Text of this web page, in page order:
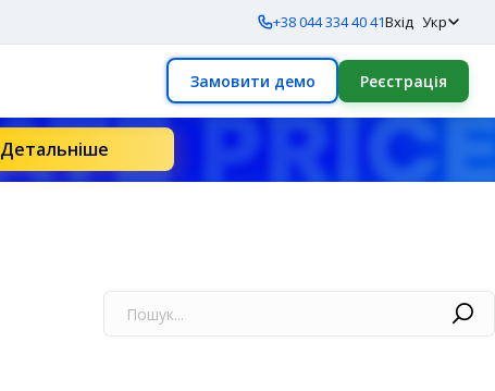
+38 044 334 40 41Вхід Укр
Замовити демо Реєстрація
Детальніше